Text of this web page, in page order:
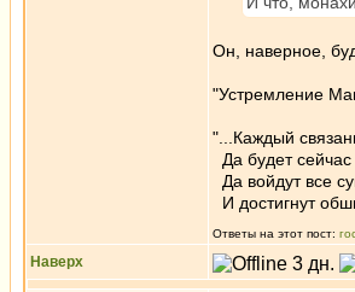
Он, наверное,
"Устремление
"...Каждый
Да будет
Да войдут все
И достигнут
Ответы на этот пост:
Наверх